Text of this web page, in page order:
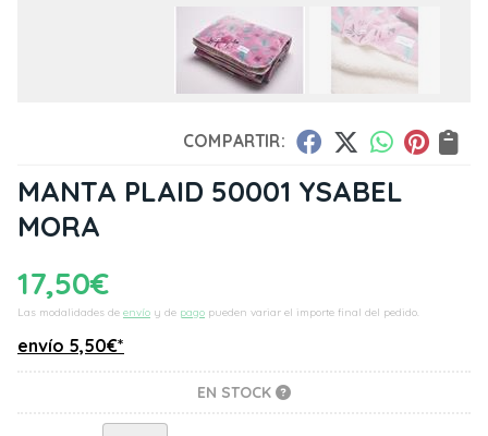
COMPARTIR:
MANTA PLAID 50001 YSABEL
MORA
17,50€
Las modalidades de envío y de pago pueden variar el importe final del pedido.
envío 5,50€*
EN STOCK